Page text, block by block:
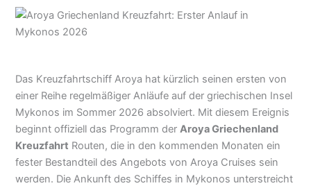
Das Kreuzfahrtschiff Aroya hat kürzlich seinen ersten von
einer Reihe regelmäßiger Anläufe auf der griechischen Insel
Mykonos im Sommer 2026 absolviert. Mit diesem Ereignis
beginnt offiziell das Programm derAroya Griechenland
Kreuzfahrt Routen, die in den kommenden Monaten ein
fester Bestandteil des Angebots von Aroya Cruises sein
werden. Die Ankunft des Schiffes in Mykonos unterstreicht